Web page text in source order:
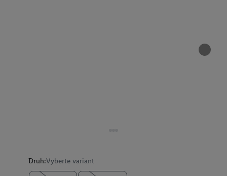
Druh:Vyberte variant